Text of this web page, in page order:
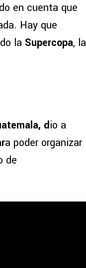
en cuenta que
Hay que
la Supercopa, la
dio a
a poder organizar
de